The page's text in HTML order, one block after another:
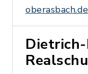
oberasbach.de